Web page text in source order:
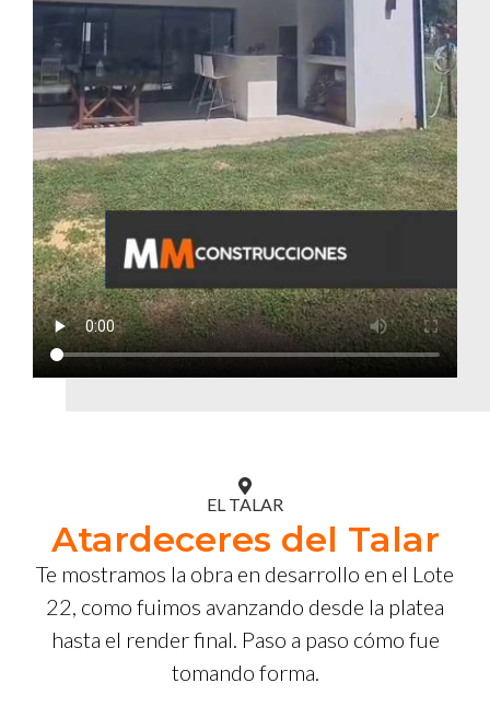
EL TALAR
Atardeceres del Talar
Te mostramos la obra en desarrollo en el Lote
22, como fuimos avanzando desde la platea
hasta el render final. Paso a paso cómo fue
tomando forma.